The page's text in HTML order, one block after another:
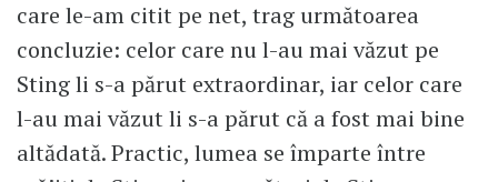
care le-am citit pe net, trag următoarea
concluzie: celor care nu l-au mai văzut pe
Sting li s-a părut extraordinar, iar celor care
l-au mai văzut li s-a părut că a fost mai bine
altădată. Practic, lumea se împarte între